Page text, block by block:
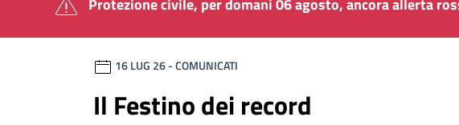
Novità in evidenza
16 LUG 26- COMUNICATI
Il Festino dei record